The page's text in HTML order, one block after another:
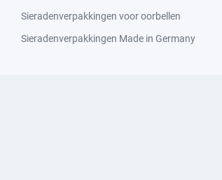
Sieradenverpakkingen voor oorbellen
Sieradenverpakkingen Made in Germany